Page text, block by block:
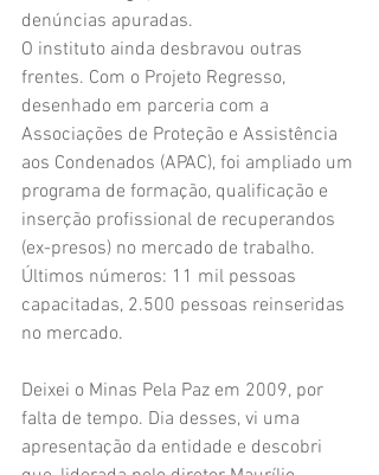
denúncias apuradas.
O instituto ainda desbravou outras
frentes. Com o Projeto Regresso,
desenhado em parceria com a
Associações de Proteção e Assistência
aos Condenados (APAC), foi ampliado um
programa de formação, qualificação e
inserção profissional de recuperandos
(ex-presos) no mercado de trabalho.
Últimos números: 11 mil pessoas
capacitadas, 2.500 pessoas reinseridas
no mercado.
Deixei o Minas Pela Paz em 2009, por
falta de tempo. Dia desses, vi uma
apresentação da entidade e descobri